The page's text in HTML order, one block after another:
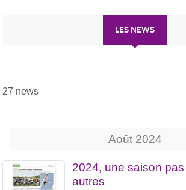
LES NEWS
27 news
Août 2024
2024, une saison
autres